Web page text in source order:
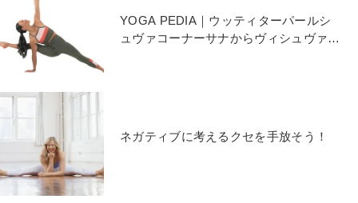
YOGA PEDIA｜ウッティターパールシ
ュヴァコーナーサナからヴィシュヴァー
ネガティブに考えるクセを手放そう！